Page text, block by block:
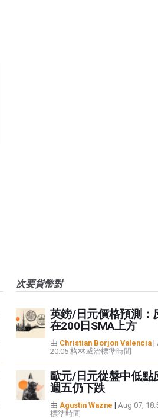
次要貨幣對
英鎊/日元價格預測：
在200日SMA上方
由 Christian Borjon Valencia|
20:05 格林威治標準時間
歐元/日元從盤中低點
週五仍下跌
由 Agustin Wazne | Aug 07,
標準時間